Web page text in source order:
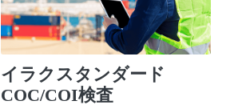
イラクスタンダード
COC/COI検査